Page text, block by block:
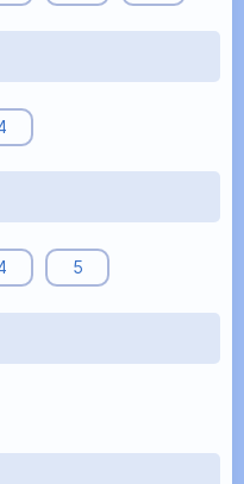
5